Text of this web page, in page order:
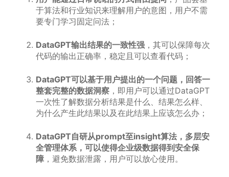
于算法和行业知识来理解用户的意图，用户不需
要专门学习固定问法；
DataGPT输出结果的一致性强 ，其可以保障每次
代码的输出正确率，稳定且可以查看代码；
DataGPT可以基于用户提出的一个问题，回答一
整套完整的数据洞察 ，即用户可以通过DataGPT
一次性了解数据分析结果是什么、结果怎么样、
为什么产生此结果以及在此结果上应该怎么办；
DataGPT自研从prompt至insight算法，多层安
全管理体系，可以使得企业级数据得到安全保
障 ，避免数据泄露，用户可以放心使用。